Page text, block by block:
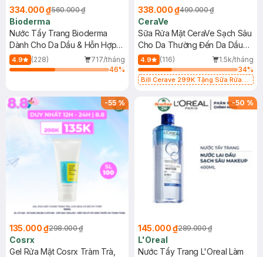
334.000 ₫560.000 ₫
Bioderma
Nước Tẩy Trang Bioderma
Dành Cho Da Dầu & Hỗn Hợp
500ml
4.9 (228)
717/tháng
46%
338.000 ₫490.000 ₫
CeraVe
Sữa Rửa Mặt CeraVe Sạch Sâu
Cho Da Thường Đến Da Dầu
473ml
4.9 (116)
1.5k/tháng
34%
Bill Cerave 299K Tặng Sữa Rửa
-55%
135.000 ₫298.000 ₫
Cosrx
Gel Rửa Mặt Cosrx Tràm Trà,
-50 %
145.000 ₫289.000 ₫
L'Oreal
Nước Tẩy Trang L'Oreal Làm